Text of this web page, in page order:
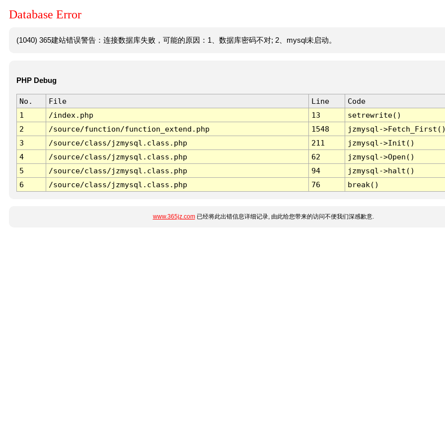
Database Error
(1040) 365建站错误警告：连接数据库失败，可能的原因：1、数据库密码不对; 2、mysql未启动。
PHP Debug
No. File Line
Code
1
/index.php 13
setrewrite()
2
/source/function/function_extend.php 1548
jzmysql-
3
/source/class/jzmysql.class.php 211
jzmysql->Init()
4
/source/class/jzmysql.class.php 62
jzmysql->Open()
5
/source/class/jzmysql.class.php 94
jzmysql->halt()
6
/source/class/jzmysql.class.php 76 break()
www.365jz.com已经将此出错信息详细记录, 由此给您带来的访问不便我们深感歉意.